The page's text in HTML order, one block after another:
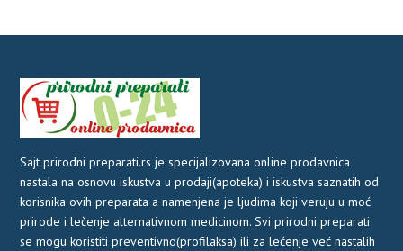
Sajt prirodni preparati.rs je specijalizovana online prodavnica
nastala na osnovu iskustva u prodaji(apoteka) i iskustva saznatih od
korisnika ovih preparata a namenjena je ljudima koji veruju u moć
prirode i lečenje alternativnom medicinom. Svi prirodni preparati
se mogu koristiti preventivno(profilaksa) ili za lečenje već nastalih